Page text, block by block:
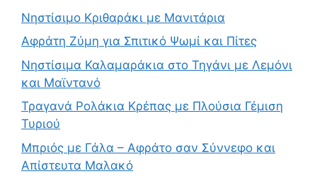
Νηστίσιμο Κριθαράκι με Μανιτάρια
Αφράτη Ζύμη για Σπιτικό Ψωμί και Πίτες
Νηστίσιμα Καλαμαράκια στο Τηγάνι με Λεμόνι
και Μαϊντανό
Τραγανά Ρολάκια Κρέπας με Πλούσια Γέμιση
Τυριού
Μπριός με Γάλα – Αφράτο σαν Σύννεφο και
Απίστευτα Μαλακό